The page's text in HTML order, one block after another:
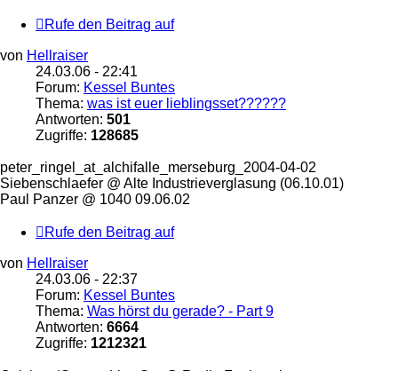
Rufe den Beitrag auf
von Hellraiser
24.03.06 - 22:41
Forum: Kessel Buntes
Thema: was ist euer lieblingsset??????
Antworten: 501
Zugriffe: 128685
peter_ringel_at_alchifalle_merseburg_2004-04-02
Siebenschlaefer @ Alte Industrieverglasung (06.10.01)
Paul Panzer @ 1040 09.06.02
Rufe den Beitrag auf
von Hellraiser
24.03.06 - 22:37
Forum: Kessel Buntes
Thema: Was hörst du gerade? - Part 9
Antworten: 6664
Zugriffe: 1212321